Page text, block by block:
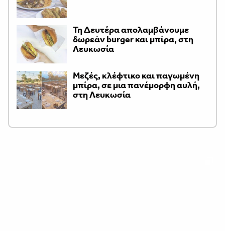
Τη Δευτέρα απολαμβάνουμε
δωρεάν burger και μπίρα, στη
Λευκωσία
Μεζές, κλέφτικο και παγωμένη
μπίρα, σε μια πανέμορφη αυλή,
στη Λευκωσία